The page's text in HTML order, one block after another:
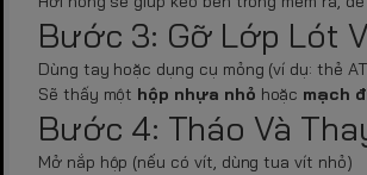
Bước 3: Gỡ Lớp Lót
Dùng tay hoặc dụng cụ mỏng (ví dụ: thẻ
Sẽ thấy một hộp nhựa nhỏ hoặc mạch
Bước 4: Tháo Và
Mở nắp hộp (nếu có vít, dùng tua vít nhỏ)